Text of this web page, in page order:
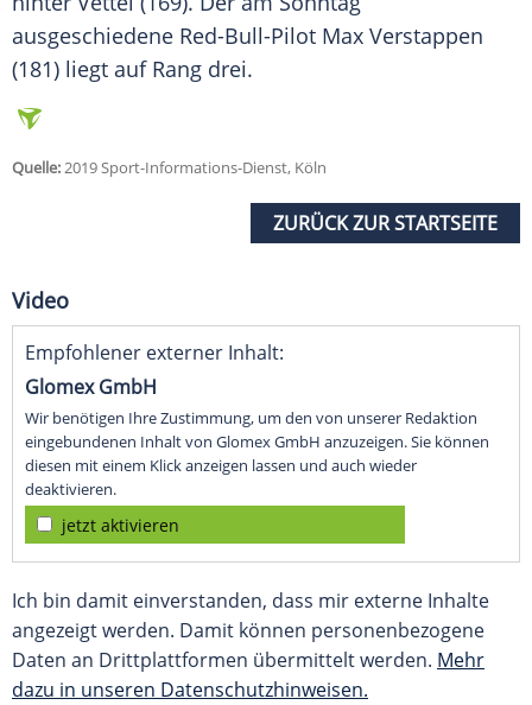
ausgeschiedene Red-Bull-Pilot Max Verstappen
(181) liegt auf Rang drei.
Quelle:2019 Sport-Informations-Dienst, Köln
ZURÜCK ZUR STARTSEITE
Video
Empfohlener externer Inhalt:
Glomex GmbH
Wir benötigen Ihre Zustimmung, um den von unserer Redaktion
eingebundenen Inhalt von Glomex GmbH anzuzeigen. Sie können
diesen mit einem Klick anzeigen lassen und auch wieder
deaktivieren.
jetzt aktivieren
Ich bin damit einverstanden, dass mir externe Inhalte
angezeigt werden. Damit können personenbezogene
Daten an Drittplattformen übermittelt werden. Mehr
dazu in unseren Datenschutzhinweisen.